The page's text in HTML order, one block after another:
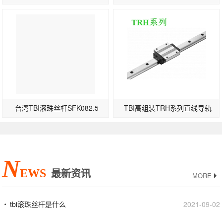
台湾TBI滚珠丝杆SFK082.5 TBI高组装TRH系列直线导轨
NEWS 最新资讯 MORE
tbi滚珠丝杆是什么
2021-09-02